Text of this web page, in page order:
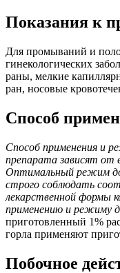
Показания к
Для промываний и
гинекологических
раны, мелкие
ран, носовые
Способ
Способ применения и
препарата зависят от
Оптимальный режим
строго соблюдать
лекарственной формы
применению и режиму
приготовленный 1%
горла применяют
Побочное